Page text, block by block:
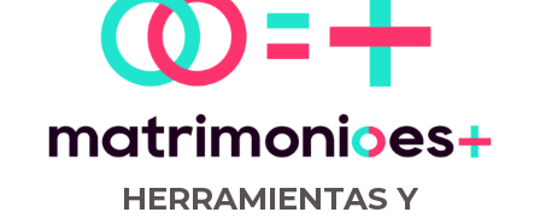
HERRAMIENTAS Y